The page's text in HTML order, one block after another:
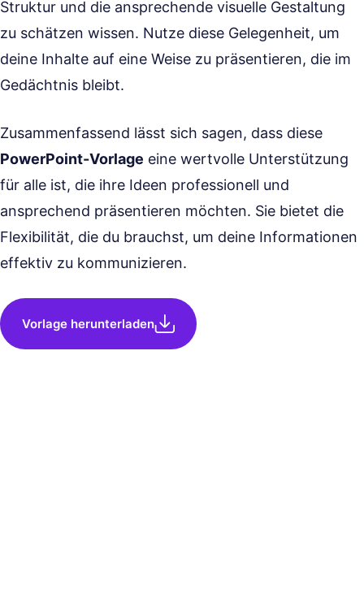
Struktur und die ansprechende visuelle Gestaltung
zu schätzen wissen. Nutze diese Gelegenheit, um
deine Inhalte auf eine Weise zu präsentieren, die im
Gedächtnis bleibt.
Zusammenfassend lässt sich sagen, dass diese
PowerPoint-Vorlage eine wertvolle Unterstützung
für alle ist, die ihre Ideen professionell und
ansprechend präsentieren möchten. Sie bietet die
Flexibilität, die du brauchst, um deine Informationen
effektiv zu kommunizieren.
Vorlage herunterladen